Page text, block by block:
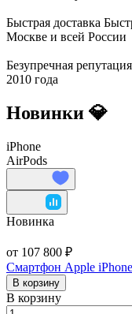
Быстрая доставка
Москве и всей России
Безупречная репутация
2010 года
Новинки 💎
iPhone
AirPods
Новинка
от 107 800 ₽
Смартфон Apple
В корзину
В корзину